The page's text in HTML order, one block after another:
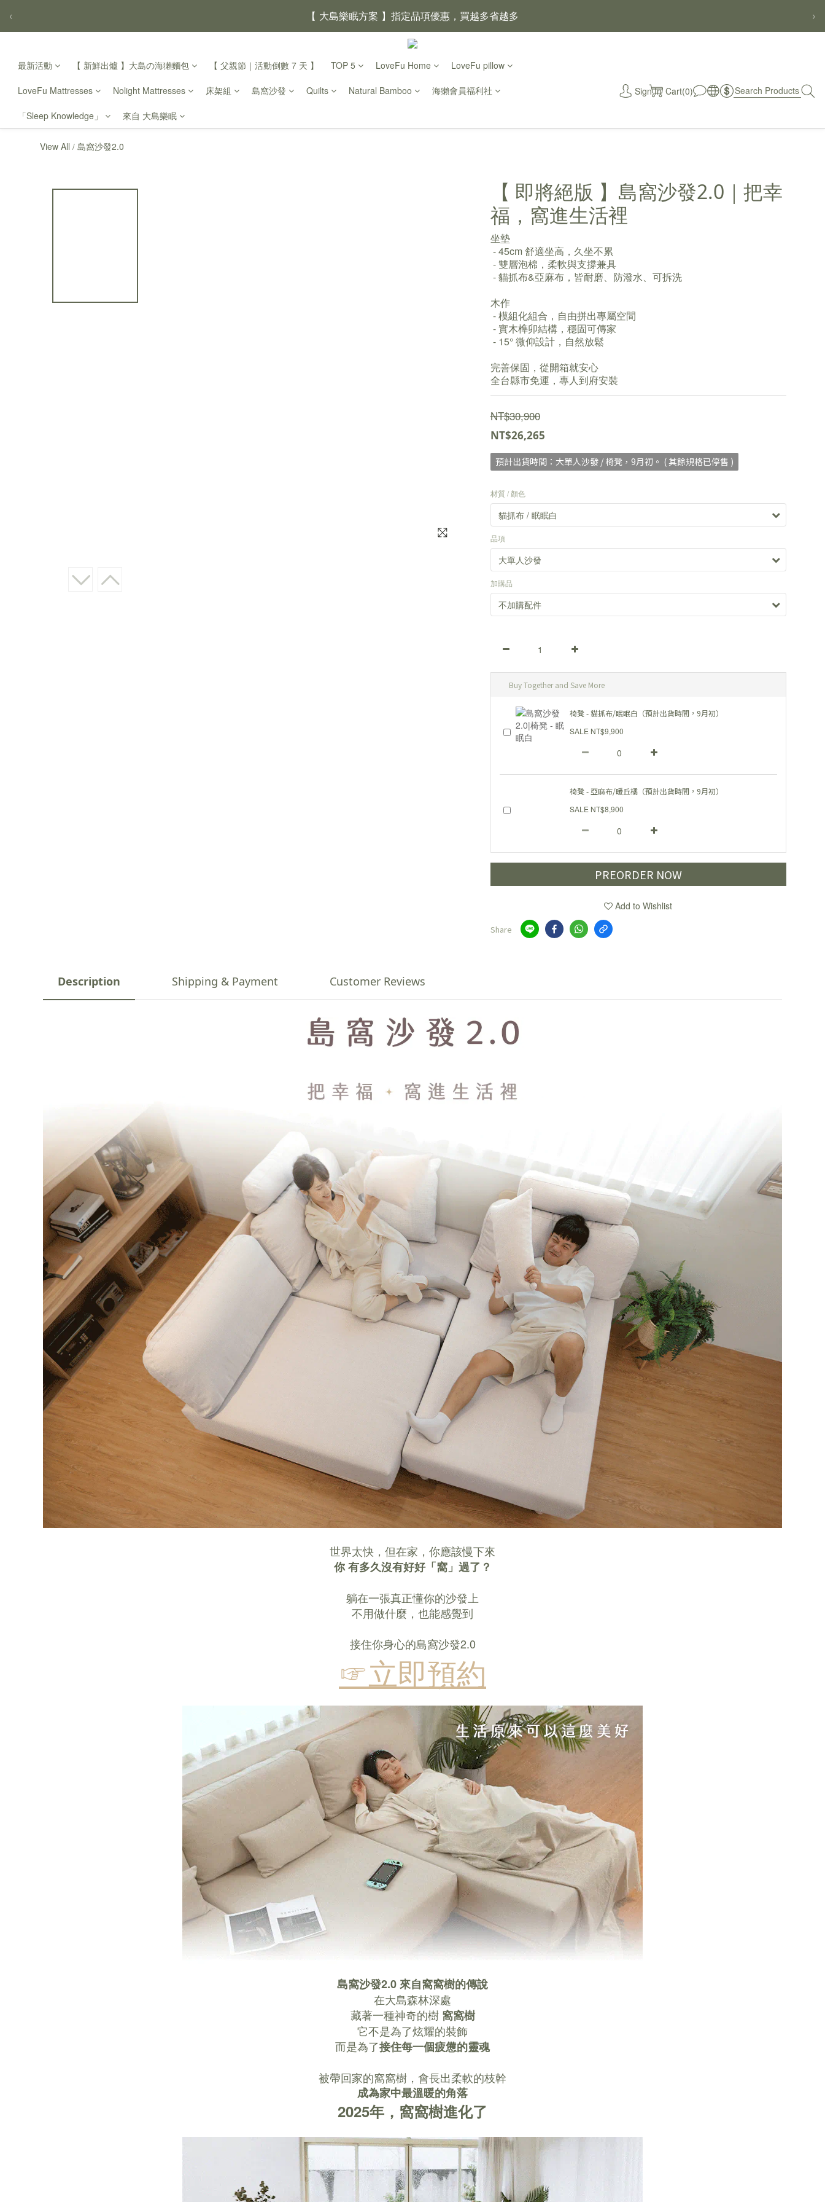
【 大島樂眠方案 】指定品項優惠，買越多省越多
【新家入厝禮】新家起點，送上祝福
‹ ›
最新活動 【 新鮮出爐 】大島の海獺麵包 【 父親節｜活動倒數 7 天 】 TOP 5 LoveFu Home LoveFu pillow
LoveFu Mattresses Nolight Mattresses 床架組 島窩沙發 Quilts Natural Bamboo 海獺會員福利社
「Sleep Knowledge」 來自 大島樂眠
Sign In Cart(0)
View All / 島窩沙發2.0
【 即將絕版 】島窩沙發2.0｜把幸
福，窩進生活裡
坐墊
- 45cm 舒適坐高，久坐不累
- 雙層泡棉，柔軟與支撐兼具
- 貓抓布&亞麻布，皆耐磨、防潑水、可拆洗
木作
- 模組化組合，自由拼出專屬空間
- 實木榫卯結構，穩固可傳家
- 15° 微仰設計，自然放鬆
完善保固，從開箱就安心
全台縣市免運，專人到府安裝
NT$30,900
NT$26,265
預計出貨時間：大單人沙發 / 椅凳，9月初。 ( 其餘規格已停售 )
材質 / 顏色
品項
加購品
Buy Together and Save More
椅凳 - 貓抓布/眠眠白（預計出貨時間，9月初）
SALE NT$9,900
椅凳 - 亞麻布/暖丘橘（預計出貨時間，9月初）
SALE NT$8,900
PREORDER NOW
Add to Wishlist
Share
Description Shipping & Payment Customer Reviews
世界太快，但在家，你應該慢下來
你 有多久沒有好好「窩」過了？
躺在一張真正懂你的沙發上
不用做什麼，也能感覺到
接住你身心的島窩沙發2.0
☞立即預約
島窩沙發2.0 來自窩窩樹的傳說
在大島森林深處
藏著一種神奇的樹 窩窩樹
它不是為了炫耀的裝飾
而是為了接住每一個疲憊的靈魂
被帶回家的窩窩樹，會長出柔軟的枝幹
成為家中最溫暖的角落
2025年，窩窩樹進化了